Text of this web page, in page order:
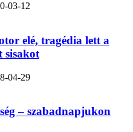
03-12
elé, tragédia lett a
sisakot
04-29
– szabadnapjukon